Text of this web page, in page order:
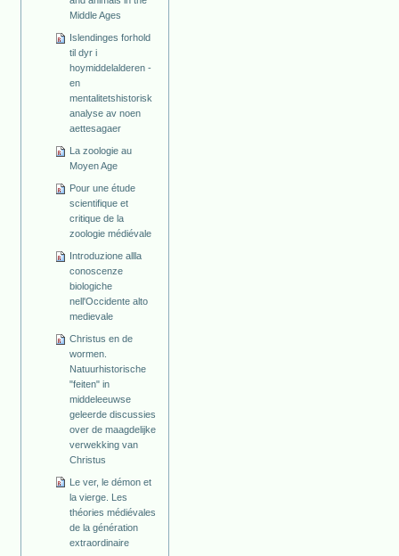
Middle Ages
Islendinges forhold
til dyr i
hoymiddelalderen -
en
mentalitetshistorisk
analyse av noen
aettesagaer
La zoologie au
Moyen Age
Pour une étude
scientifique et
critique de la
zoologie médiévale
Introduzione allla
conoscenze
biologiche
nell'Occidente alto
medievale
Christus en de
wormen.
Natuurhistorische
"feiten" in
middeleeuwse
geleerde discussies
over de maagdelijke
verwekking van
Christus
Le ver, le démon et
la vierge. Les
théories médiévales
de la génération
extraordinaire